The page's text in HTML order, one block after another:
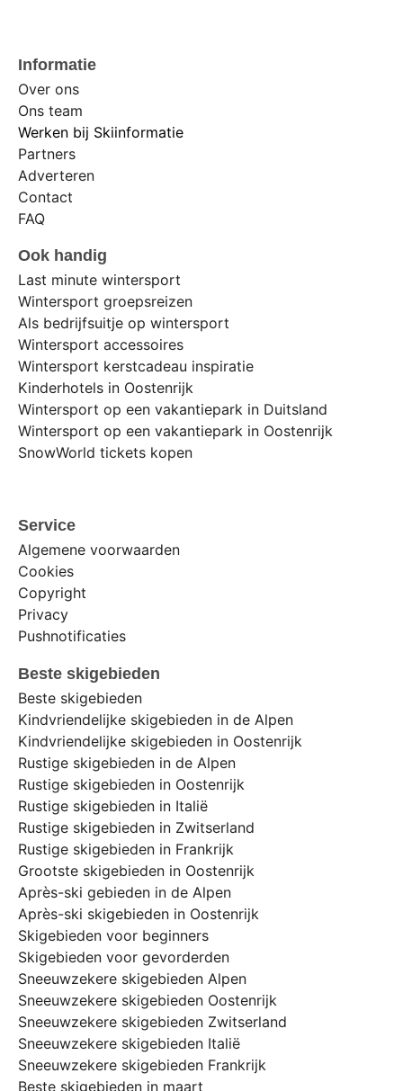
Informatie
Over ons
Ons team
Werken bij Skiinformatie
Partners
Adverteren
Contact
FAQ
Ook handig
Last minute wintersport
Wintersport groepsreizen
Als bedrijfsuitje op wintersport
Wintersport accessoires
Wintersport kerstcadeau inspiratie
Kinderhotels in Oostenrijk
Wintersport op een vakantiepark in Duitsland
Wintersport op een vakantiepark in Oostenrijk
SnowWorld tickets kopen
Service
Algemene voorwaarden
Cookies
Copyright
Privacy
Pushnotificaties
Beste skigebieden
Beste skigebieden
Kindvriendelijke skigebieden in de Alpen
Kindvriendelijke skigebieden in Oostenrijk
Rustige skigebieden in de Alpen
Rustige skigebieden in Oostenrijk
Rustige skigebieden in Italië
Rustige skigebieden in Zwitserland
Rustige skigebieden in Frankrijk
Grootste skigebieden in Oostenrijk
Après-ski gebieden in de Alpen
Après-ski skigebieden in Oostenrijk
Skigebieden voor beginners
Skigebieden voor gevorderden
Sneeuwzekere skigebieden Alpen
Sneeuwzekere skigebieden Oostenrijk
Sneeuwzekere skigebieden Zwitserland
Sneeuwzekere skigebieden Italië
Sneeuwzekere skigebieden Frankrijk
Beste skigebieden in maart